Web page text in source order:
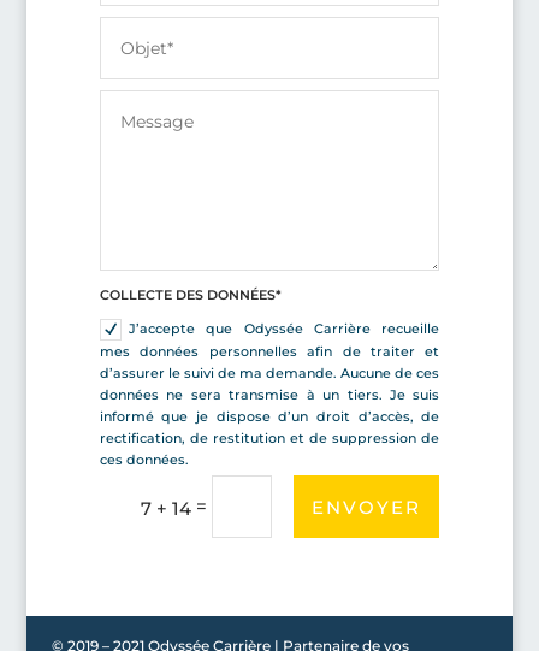
COLLECTE DES DONNÉES*
J’accepte que Odyssée Carrière recueille
mes données personnelles afin de traiter et
d’assurer le suivi de ma demande. Aucune de ces
données ne sera transmise à un tiers. Je suis
informé que je dispose d’un droit d’accès, de
rectification, de restitution et de suppression de
ces données.
7 + 14 = ENVOYER
© 2019 – 2021 Odyssée Carrière | Partenaire de vos